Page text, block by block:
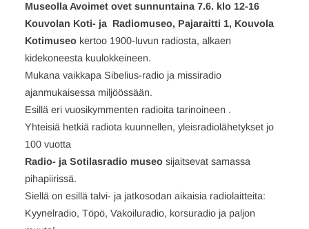
Museolla Avoimet ovet sunnuntaina 7.6. klo 12-16
Kouvolan Koti- ja Radiomuseo, Pajaraitti 1, Kouvola
Kotimuseo kertoo 1900-luvun radiosta, alkaen
kidekoneesta kuulokkeineen.
Mukana vaikkapa Sibelius-radio ja missiradio
ajanmukaisessa miljöössään.
Esillä eri vuosikymmenten radioita tarinoineen .
Yhteisiä hetkiä radiota kuunnellen, yleisradiolähetykset jo
100 vuotta
Radio- ja Sotilasradio museo sijaitsevat samassa
pihapiirissä.
Siellä on esillä talvi- ja jatkosodan aikaisia radiolaitteita:
Kyynelradio, Töpö, Vakoiluradio, korsuradio ja paljon